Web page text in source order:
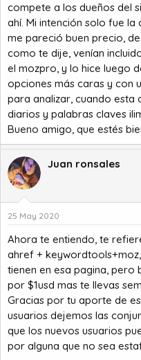
compete a los dueños del
ahí. Mi intención solo fue
me pareció buen precio,
como te dije, venían
el mozpro, y lo hice luego
opciones más caras y con
para analizar, cuando esta
diarios y palabras claves
Bueno amigo, que estés
Juan ronsales
25 May 2020
Ahora te entiendo, te
ahref +
tienen en esa pagina, pero
por $1usd mas te llevas
Gracias por tu aporte de
usuarios dejemos las
que los nuevos usuarios
por alguna que no sea